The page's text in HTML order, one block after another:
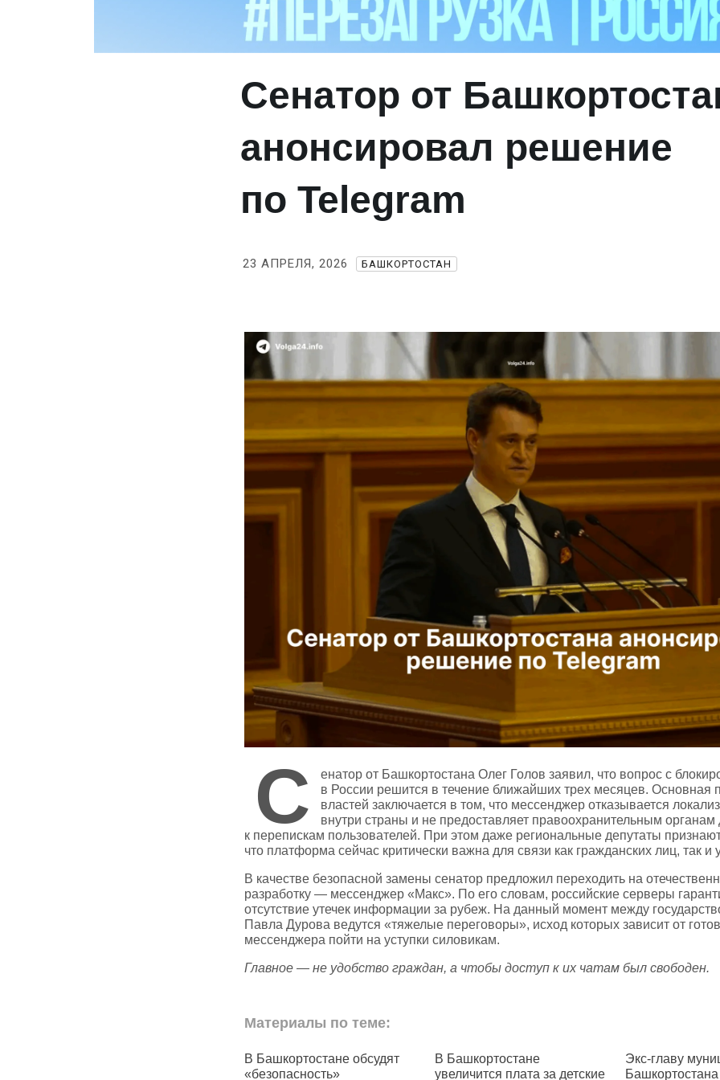
Сенатор от
анонсировал решение
по Telegram
23 АПРЕЛЯ, 2026 БАШКОРТОСТАН
С
енатор от Башкортостана Олег Голов заявил, что вопрос с
в России решится в течение ближайших трех месяцев. Основная
властей заключается в том, что мессенджер отказывается
внутри страны и не предоставляет правоохранительным органам
к перепискам пользователей. При этом даже региональные депутаты
что платформа сейчас критически важна для связи как гражданских лиц, так и
В качестве безопасной замены сенатор предложил переходить на
разработку — мессенджер «Макс». По его словам, российские серверы
отсутствие утечек информации за рубеж. На данный момент между
Павла Дурова ведутся «тяжелые переговоры», исход которых зависит от
мессенджера пойти на уступки силовикам.
Главное — не удобство граждан, а чтобы доступ к их чатам был свободен.
Материалы по теме:
В Башкортостане обсудят
В Башкортостане
увеличится плата за детские
Экс‑главу муниципалептата
Башкортостана приговорили
В
цены